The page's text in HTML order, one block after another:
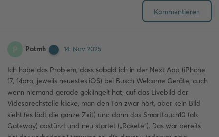
Kommentieren
P Patmh 14. Nov 2025
Ich habe das Problem, dass sobald ich in der Next App (iPhone
17, 14pro, jeweils neuestes iOS) bei Busch Welcome Geräte, auch
wenn niemand gerade geklingelt hat, auf das Livebild der
Videsprechstelle klicke, man den Ton zwar hört, aber kein Bild
sieht (es lädt die ganze Zeit) und dann das Smarttouch10 (als
Gateway) abstürzt und neu startet („Rakete“). Das war bereits